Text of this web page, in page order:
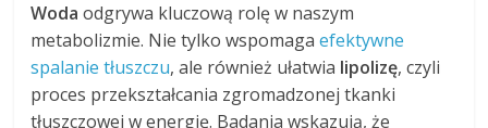
Woda odgrywa kluczową rolę w naszym
metabolizmie. Nie tylko wspomagaefektywne
spalanie tłuszczu, ale również ułatwia lipolizę, czyli
proces przekształcania zgromadzonej tkanki
tłuszczowej w energię. Badania wskazują, że